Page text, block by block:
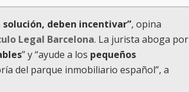
deben incentivar”, opina
Legal Barcelona. La jurista aboga por
” y “ayude a los pequeños
del parque inmobiliario español”, a